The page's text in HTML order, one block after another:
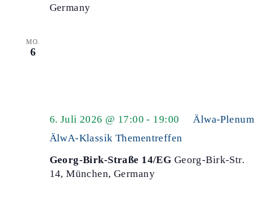
Germany
MO.
6
ÄlwA-Klassik Thementreffen
6. Juli 2026 @ 17:00 - 19:00 Älwa-Plenum
Georg-Birk-Straße 14/EG Georg-Birk-Str.
14, München, Germany